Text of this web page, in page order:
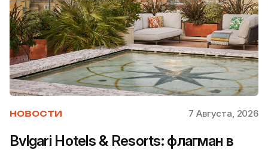
НОВОСТИ 7 Августа, 2026
Bvlgari Hotels & Resorts: флагман в